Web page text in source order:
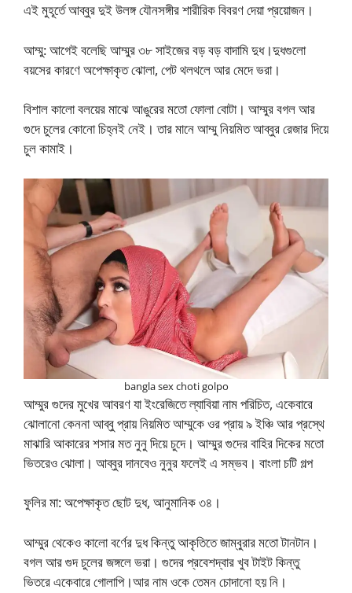
এই মুহূর্তে আব্বুর দুই উলঙ্গ যৌনসঙ্গীর শারীরিক বিবরণ দেয়া প্রয়োজন।
আম্মু: আগেই বলেছি আম্মুর ৩৮ সাইজের বড় বড় বাদামি দুধ।দুধগুলো
বয়সের কারণে অপেক্ষাকৃত ঝোলা, পেট থলথলে আর মেদে ভরা।
বিশাল কালো বলয়ের মাঝে আঙুরের মতো ফোলা বোটা। আম্মুর বগল আর
গুদে চুলের কোনো চিহ্নই নেই। তার মানে আম্মু নিয়মিত আব্বুর রেজার দিয়ে
চুল কামাই।
bangla sex choti golpo
আম্মুর গুদের মুখের আবরণ যা ইংরেজিতে ল্যাবিয়া নাম পরিচিত, একেবারে
ঝোলানো কেননা আব্বু প্রায় নিয়মিত আম্মুকে ওর প্রায় ৯ ইঞ্চি আর প্রস্থে
মাঝারি আকারের শসার মত নুনু দিয়ে চুদে। আম্মুর গুদের বাহির দিকের মতো
ভিতরেও ঝোলা। আব্বুর দানবেও নুনুর ফলেই এ সম্ভব। বাংলা চটি গল্প
ফুলির মা: অপেক্ষাকৃত ছোট দুধ, আনুমানিক ৩৪।
আম্মুর থেকেও কালো বর্ণের দুধ কিন্তু আকৃতিতে জাম্বুরার মতো টানটান।
বগল আর গুদ চুলের জঙ্গলে ভরা। গুদের প্রবেশদ্বার খুব টাইট কিন্তু
ভিতরে একেবারে গোলাপি।আর নাম ওকে তেমন চোদানো হয় নি।